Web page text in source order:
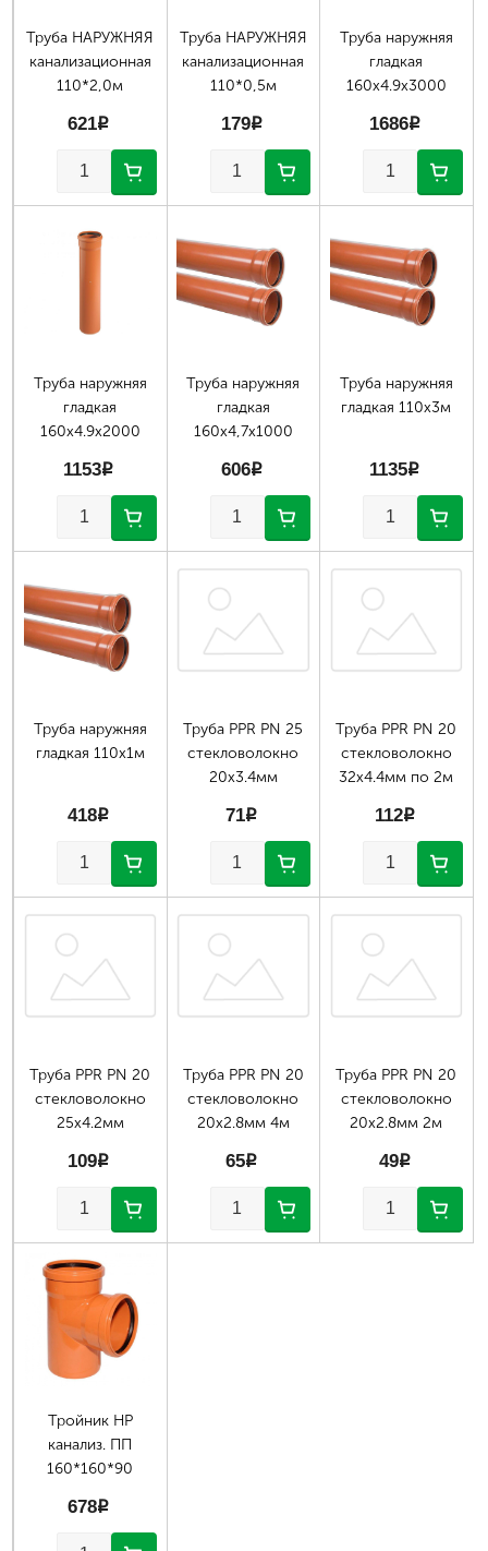
Труба НАРУЖНЯЯ
канализационная
110*2,0м
621p
Труба НАРУЖНЯЯ
канализационная
110*0,5м
179p
Труба наружняя
гладкая
160х4.9х3000
1686p
Труба наружняя
гладкая
160х4.9х2000
1153p
Труба наружняя
гладкая
160х4,7х1000
606p
Труба наружняя
гладкая 110х3м
1135p
Труба наружняя
гладкая 110х1м
418p
Труба PPR PN 25
стекловолокно
20х3.4мм
71p
Труба PPR PN 20
стекловолокно
32х4.4мм по 2м
112p
Труба PPR PN 20
стекловолокно
25х4.2мм
109p
Труба PPR PN 20
стекловолокно
20х2.8мм 4м
65p
Труба PPR PN 20
стекловолокно
20х2.8мм 2м
49p
Тройник НР
канализ. ПП
160*160*90
678p
Страницы